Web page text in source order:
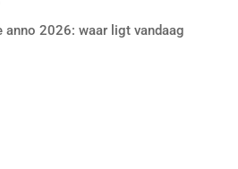
2026: waar ligt vandaag